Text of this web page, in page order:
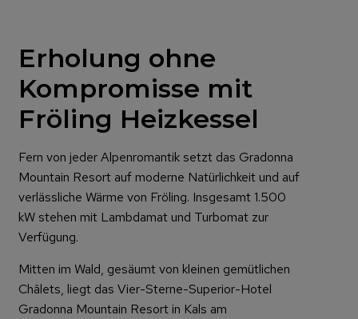
Erholung ohne
Kompromisse mit
Fröling Heizkessel
Fern von jeder Alpenromantik setzt das Gradonna
Mountain Resort auf moderne Natürlichkeit und auf
verlässliche Wärme von Fröling. Insgesamt 1.500
kW stehen mit Lambdamat und Turbomat zur
Verfügung.
Mitten im Wald, gesäumt von kleinen gemütlichen
Châlets, liegt das Vier-Sterne-Superior-Hotel
Gradonna Mountain Resort in Kals am